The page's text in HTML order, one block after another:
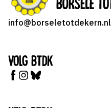
info@borseletotdekern.nl
Volg BTDK